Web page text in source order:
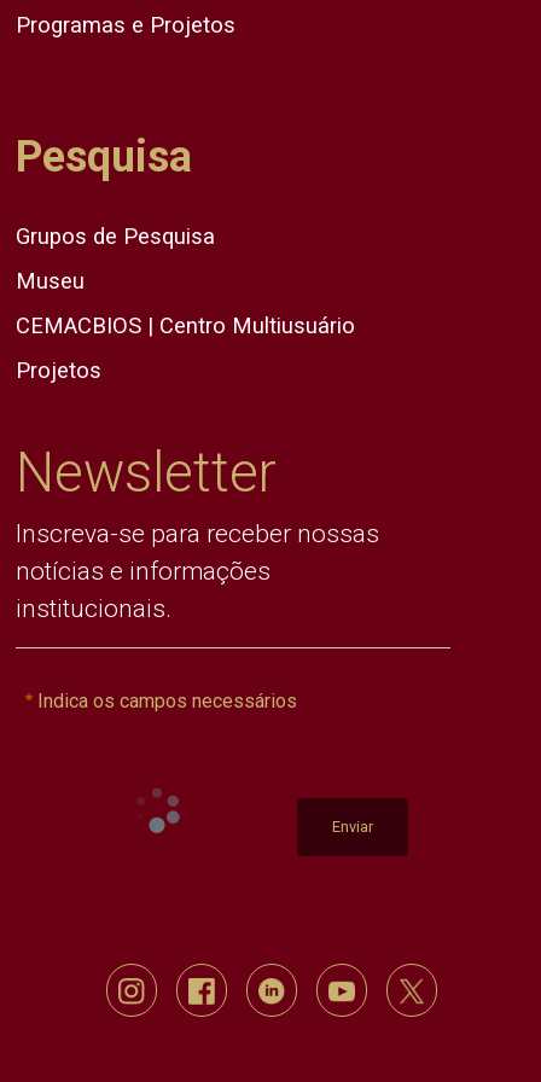
Programas e Projetos
Pesquisa
Grupos de Pesquisa
Museu
CEMACBIOS | Centro Multiusuário
Projetos
Newsletter
Inscreva-se para receber nossas
notícias e informações
institucionais.
Indica os campos necessários
Enviar